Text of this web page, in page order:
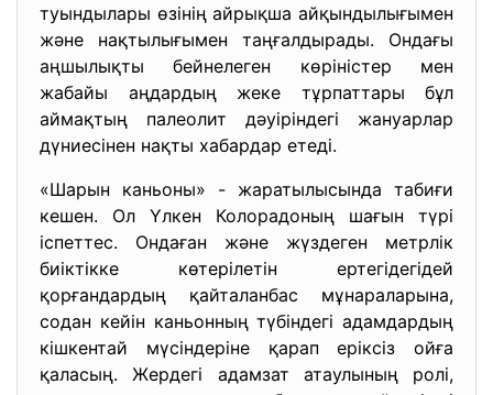
туындылары өзінің айрықша айқындылығымен
және нақтылығымен таңғалдырады. Ондағы
аңшылықты бейнелеген көрiнiстер мен
жабайы аңдардың жеке тұрпаттары бұл
аймақтың палеолит дәуiрiндегi жануарлар
дүниесiнен нақты хабардар етедi.
«Шарын каньоны» - жаратылысында табиғи
кешен. Ол Үлкен Колорадоның шағын түрі
іспеттес. Ондаған және жүздеген метрлік
биіктікке көтерілетін ертегідегідей
қорғандардың қайталанбас мұнараларына,
содан кейін каньонның түбіндегі адамдардың
кішкентай мүсіндеріне қарап еріксіз ойға
қаласың. Жердегі адамзат атаулының ролі,